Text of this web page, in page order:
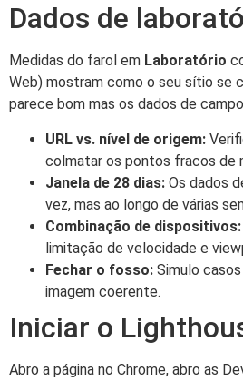
Dados de
Medidas do farol em Laboratório
Web) mostram como o seu sítio se
parece bom mas os dados de
URL vs. nível de origem:
colmatar os pontos fracos de
Janela de 28 dias: Os dados
vez, mas ao longo de várias
Combinação de dispositivos:
limitação de velocidade e
Fechar o fosso: Simulo
imagem coerente.
Iniciar o
Abro a página no Chrome, abro as